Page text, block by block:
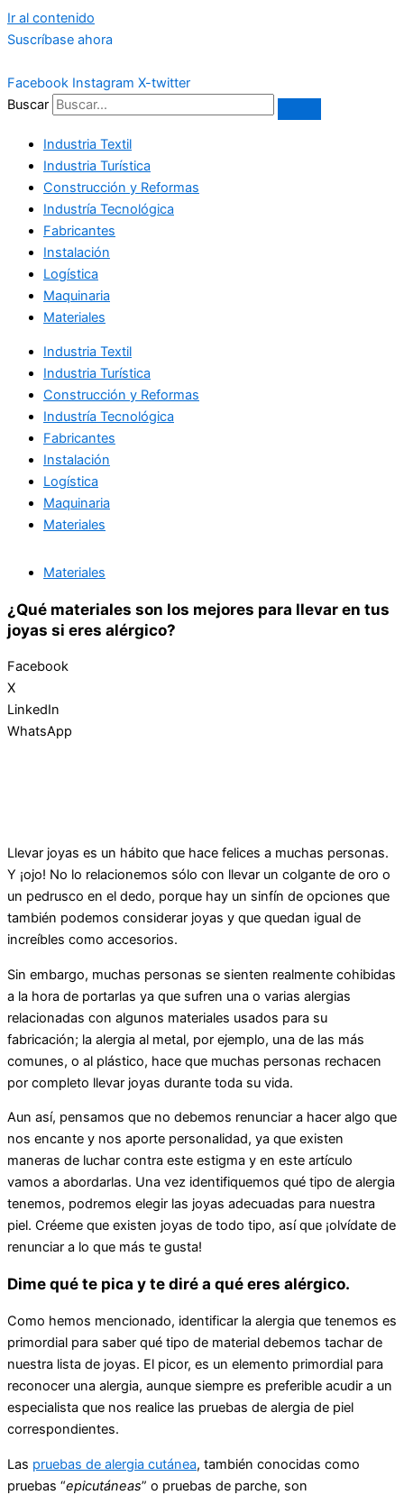
Ir al contenido
Suscríbase ahora
Facebook Instagram X-twitter
Buscar
Industria Textil
Industria Turística
Construcción y Reformas
Industría Tecnológica
Fabricantes
Instalación
Logística
Maquinaria
Materiales
Industria Textil
Industria Turística
Construcción y Reformas
Industría Tecnológica
Fabricantes
Instalación
Logística
Maquinaria
Materiales
Materiales
¿Qué materiales son los mejores para llevar en tus
joyas si eres alérgico?
Facebook
X
LinkedIn
WhatsApp
Llevar joyas es un hábito que hace felices a muchas personas.
Y ¡ojo! No lo relacionemos sólo con llevar un colgante de oro o
un pedrusco en el dedo, porque hay un sinfín de opciones que
también podemos considerar joyas y que quedan igual de
increíbles como accesorios.
Sin embargo, muchas personas se sienten realmente cohibidas
a la hora de portarlas ya que sufren una o varias alergias
relacionadas con algunos materiales usados para su
fabricación; la alergia al metal, por ejemplo, una de las más
comunes, o al plástico, hace que muchas personas rechacen
por completo llevar joyas durante toda su vida.
Aun así, pensamos que no debemos renunciar a hacer algo que
nos encante y nos aporte personalidad, ya que existen
maneras de luchar contra este estigma y en este artículo
vamos a abordarlas. Una vez identifiquemos qué tipo de alergia
tenemos, podremos elegir las joyas adecuadas para nuestra
piel. Créeme que existen joyas de todo tipo, así que ¡olvídate de
renunciar a lo que más te gusta!
Dime qué te pica y te diré a qué eres alérgico.
Como hemos mencionado, identificar la alergia que tenemos es
primordial para saber qué tipo de material debemos tachar de
nuestra lista de joyas. El picor, es un elemento primordial para
reconocer una alergia, aunque siempre es preferible acudir a un
especialista que nos realice las pruebas de alergia de piel
correspondientes.
Las pruebas de alergia cutánea, también conocidas como
pruebas “epicutáneas” o pruebas de parche, son